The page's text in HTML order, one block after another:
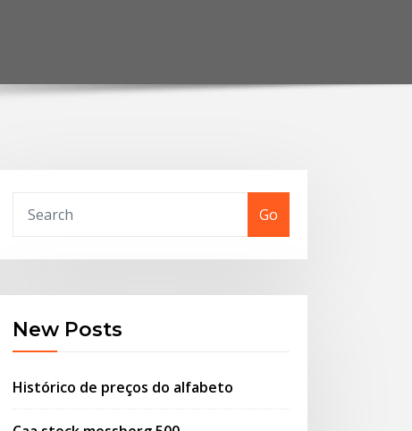
Go
New Posts
Histórico de preços do alfabeto